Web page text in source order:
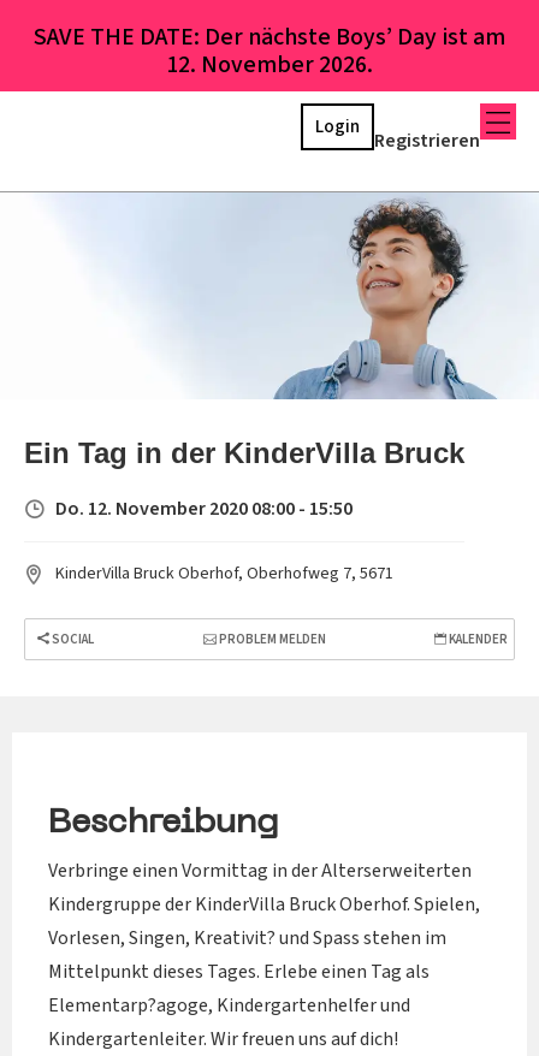
SAVE THE DATE: Der nächste Boys’ Day ist am
12. November 2026.
Registrieren
Login
Ein Tag in der KinderVilla Bruck
Do. 12. November 2020 08:00 - 15:50
KinderVilla Bruck Oberhof, Oberhofweg 7, 5671
SOCIAL PROBLEM MELDEN KALENDER
Beschreibung
Verbringe einen Vormittag in der Alterserweiterten
Kindergruppe der KinderVilla Bruck Oberhof. Spielen,
Vorlesen, Singen, Kreativit? und Spass stehen im
Mittelpunkt dieses Tages. Erlebe einen Tag als
Elementarp?agoge, Kindergartenhelfer und
Kindergartenleiter. Wir freuen uns auf dich!